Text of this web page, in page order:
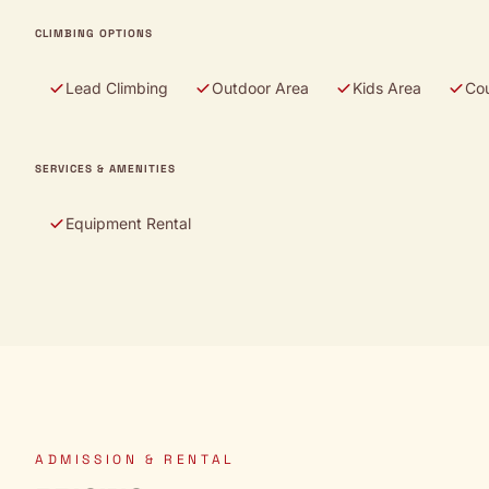
CLIMBING OPTIONS
Lead Climbing Outdoor Area Kids Area
SERVICES & AMENITIES
Equipment Rental
ADMISSION & RENTAL